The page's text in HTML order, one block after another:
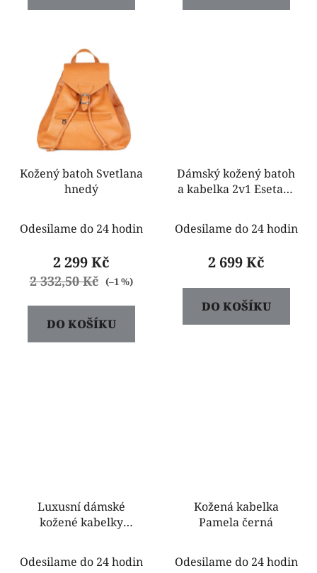
Kožený batoh Svetlana
hnedý
Odesilame do 24 hodin
2 299 Kč
2 332,50 Kč (–1 %)
DO KOŠÍKU
Dámský kožený batoh
a kabelka 2v1 Esetara
Odesilame do 24 hodin
2 699 Kč
DO KOŠÍKU
Luxusní dámské
kožené kabelky
Odesilame do 24 hodin
Kožená kabelka
Pamela černá
Odesilame do 24 hodin